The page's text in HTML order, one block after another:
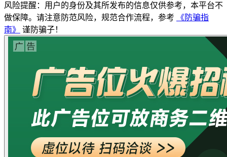
风险提醒：用户的身份及其所发布的信息仅供参考，本平台不
做保障。请注意防范风险，规范合作流程，参考
《防骗指
南》
谨防骗子！